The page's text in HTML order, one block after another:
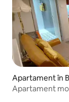
Apartament în
Apartament